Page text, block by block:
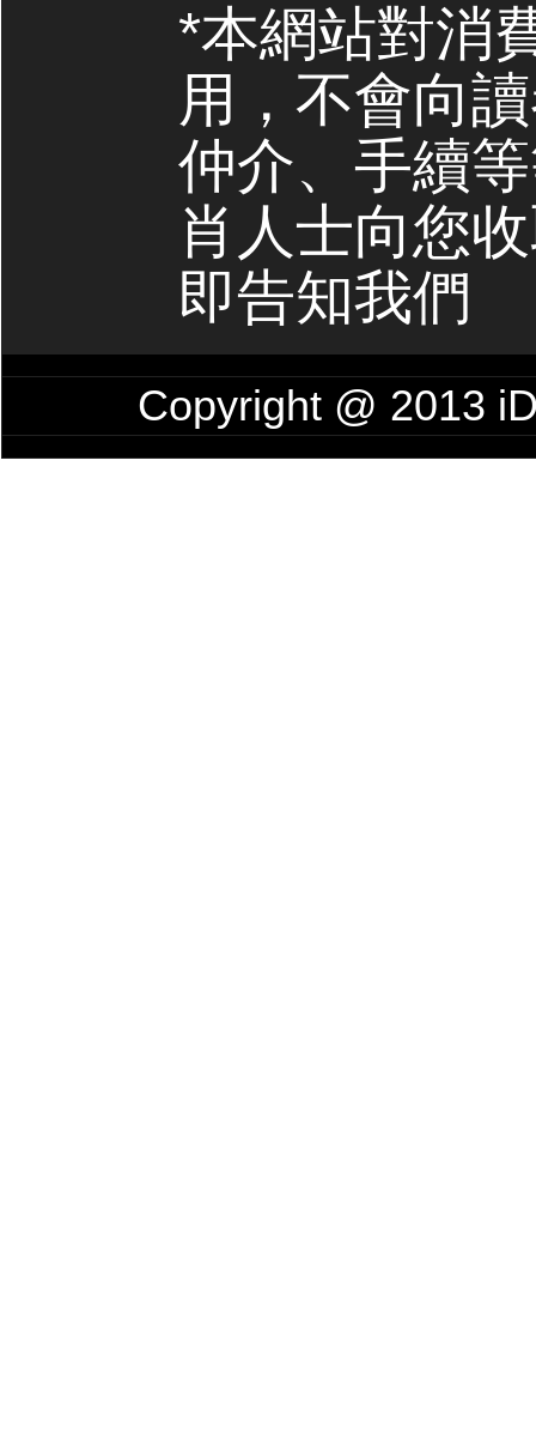
*本網站對消
用，不會向
仲介、手續
肖人士向您
即告知我們
Copyright @ 2013